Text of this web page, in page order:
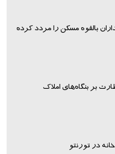
بالقوه مسکن را مردد کرده
بر بنگاه‌های املاک